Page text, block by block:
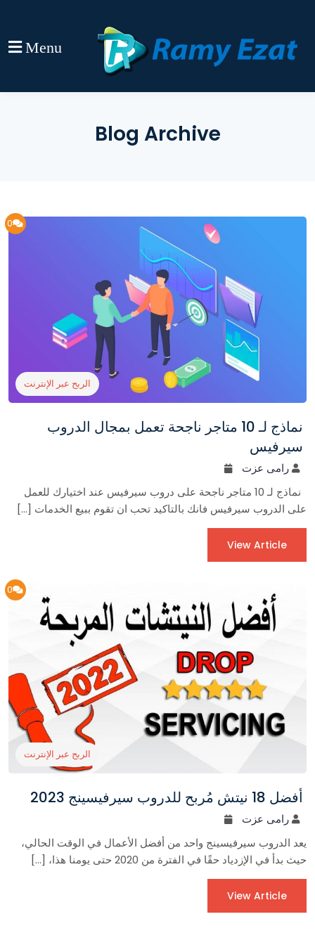
Menu
Blog Archive
0
الربح عبر الإنترنت
نماذج لـ 10 متاجر ناجحة تعمل بمجال الدروب
سيرفيس
رامى عزت
نماذج لـ 10 متاجر ناجحة على دروب سيرفيس عند اختيارك للعمل
على الدروب سيرفيس فانك بالتاكيد تحب ان تقوم ببيع الخدمات […]
View Article
0
الربح عبر الإنترنت
أفضل 18 نيتش مُربح للدروب سيرفيسينج 2023
رامى عزت
يعد الدروب سيرفيسينج واحد من أفضل الأعمال في الوقت الحالي،
حيث بدأ في الإزدياد حقًا في الفترة من 2020 حتى يومنا هذا، […]
View Article